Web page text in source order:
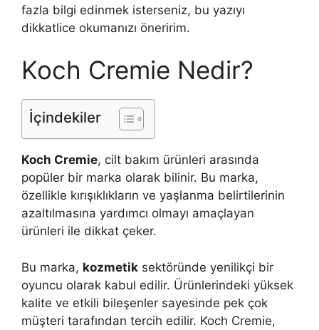
fazla bilgi edinmek isterseniz, bu yazıyı
dikkatlice okumanızı öneririm.
Koch Cremie Nedir?
İçindekiler
Koch Cremie, cilt bakım ürünleri arasında
popüler bir marka olarak bilinir. Bu marka,
özellikle kırışıklıkların ve yaşlanma belirtilerinin
azaltılmasına yardımcı olmayı amaçlayan
ürünleri ile dikkat çeker.
Bu marka, kozmetik sektöründe yenilikçi bir
oyuncu olarak kabul edilir. Ürünlerindeki yüksek
kalite ve etkili bileşenler sayesinde pek çok
müşteri tarafından tercih edilir. Koch Cremie,